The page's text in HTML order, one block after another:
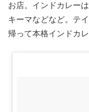
お店。インドカレー
キーマなどなど。テ
帰って本格インドカ